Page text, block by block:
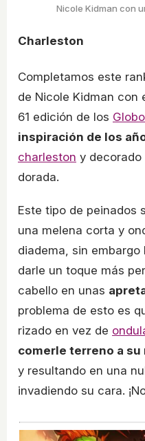
Nicole Kidman con
Charleston
Completamos este
de Nicole Kidman con
61 edición de los
inspiración de los
charleston y decorado
dorada.
Este tipo de peinados
una melena corta y
diadema, sin
darle un toque más
cabello en unas
problema de esto es
rizado en vez de
comerle terreno a su
y resultando en una
invadiendo su cara.